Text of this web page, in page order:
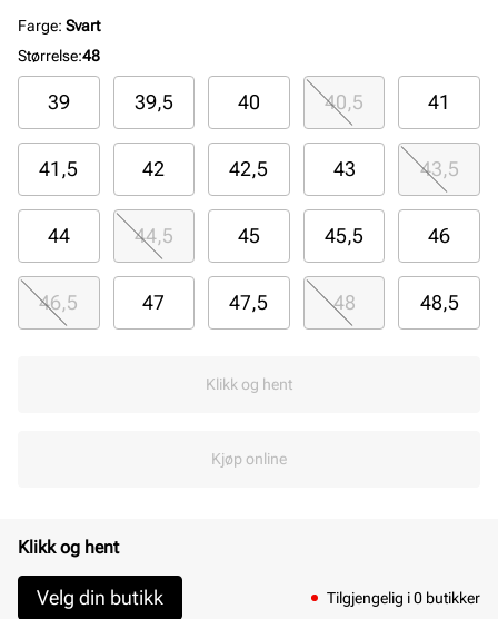
Memory Foam komfort innersåle. Her får du en
Relaxed Fit passform som tilbyr god plass og
romslighet til din forfot
Farge: Svart
Størrelse:48
39 39,5 40 40,5 41
41,5 42 42,5 43 43,5
44 44,5 45 45,5 46
46,5 47 47,5 48 48,5
Klikk og hent
Kjøp online
Klikk og hent
Velg din butikk Tilgjengelig i 0 butikker